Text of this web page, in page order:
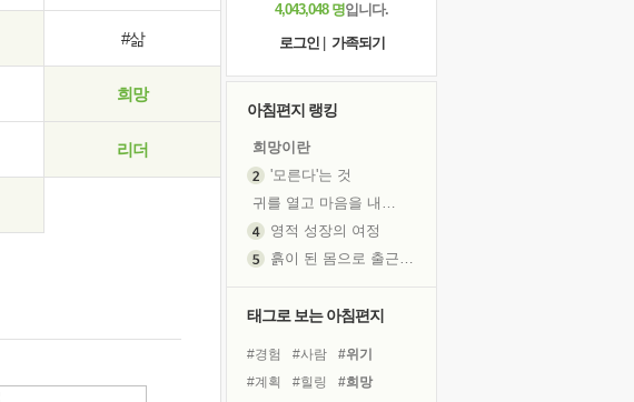
#삶
희망
리더
4,043,048 명입니다.
로그인
가족되기
아침편지 랭킹
희망이란
'모른다'는 것
귀를 열고 마음을 내어주고
영적 성장의 여정
흙이 된 몸으로 출근하는 여자
내가 '나다움'을 찾는 길
태그로 보는 아침편지
#경험 #사람
#위기
#계획
#힐링
#희망